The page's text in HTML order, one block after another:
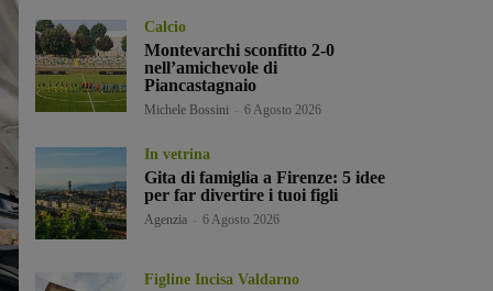
Calcio
Montevarchi sconfitto 2-0
nell’amichevole di
Piancastagnaio
Michele Bossini 6 Agosto 2026
In vetrina
Gita di famiglia a Firenze: 5 idee
per far divertire i tuoi figli
Agenzia 6 Agosto 2026
Figline Incisa Valdarno